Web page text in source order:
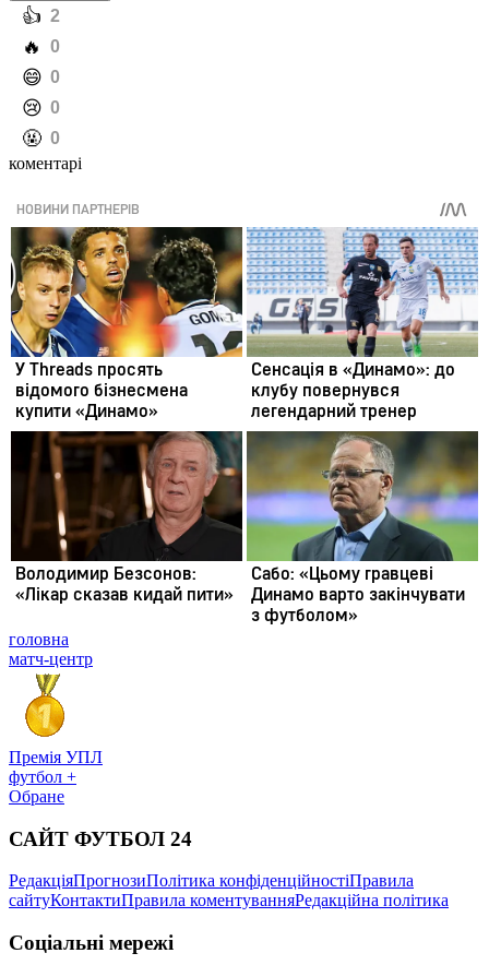
️👍 2
️🔥 0
️😄 0
️😢 0
️🤬 0
коментарі
головна
матч-центр
Премія УПЛ
футбол +
Обране
САЙТ ФУТБОЛ 24
РедакціяПрогнозиПолітика конфіденційностіПравила
сайтуКонтактиПравила коментуванняРедакційна політика
Соціальні мережі